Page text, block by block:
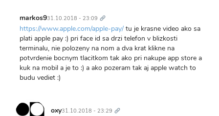
markos931.10.2018 - 23:09 odkaz
https://www.apple.com/apple-pay/ tu je krasne video ako sa
plati apple pay :) pri face id sa drzi telefon v blizkosti
terminalu, nie polozeny na nom a dva krat klikne na
potvrdenie bocnym tlacitkom tak ako pri nakupe app store a
kuk na mobil a je to :) a ako pozeram tak aj apple watch to
budu vediet :)
oxy31.10.2018 - 23:29 odkaz